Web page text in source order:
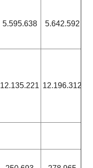
5.595.638 5.642.592
12.135.221 12.196.312